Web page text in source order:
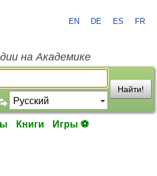
EN DE ES FR
на Академике
Найти!
Книги Игры ⚽